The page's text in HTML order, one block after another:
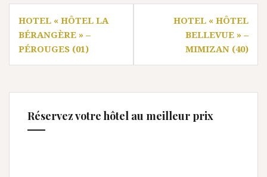
Navigation
de
l’article
HOTEL « HÔTEL LA
BÉRANGÈRE » –
PÉROUGES (01)
HOTEL « HÔTEL
BELLEVUE » –
MIMIZAN (40)
Réservez votre hôtel au meilleur prix